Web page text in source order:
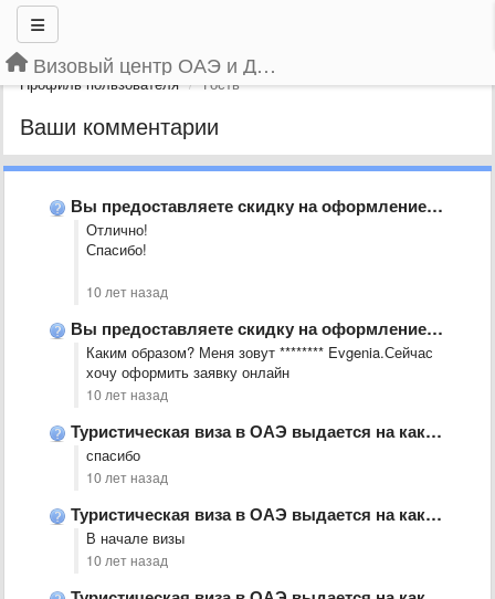
Визовый центр ОАЭ и Дубая
Профиль пользователя Гость
Ваши комментарии
Вы предоставляете скидку на оформление визы, если уже дважды вы …
Отлично!
Спасибо!
10 лет назад
Вы предоставляете скидку на оформление визы, если уже дважды вы …
Каким образом? Меня зовут ******** Evgenia.Сейчас
хочу оформить заявку онлайн
10 лет назад
Туристическая виза в ОАЭ выдается на какой срок
спасибо
10 лет назад
Туристическая виза в ОАЭ выдается на какой срок
В начале визы
10 лет назад